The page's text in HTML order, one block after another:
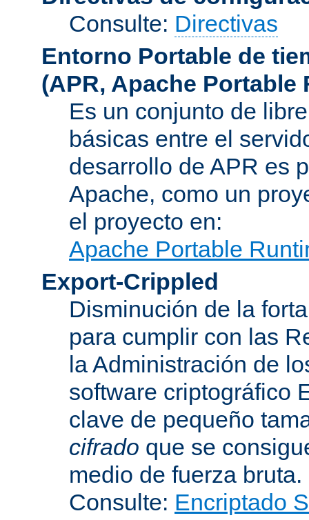
Consulte: Directivas
Entorno Portable de
(APR, Apache Portable
Es un conjunto de
básicas entre el
desarrollo de APR es
Apache, como un
el proyecto en:
Apache Portable
Export-Crippled
Disminución de la
para cumplir con las
la Administración de
software criptográfico
clave de pequeño
cifrado que se
medio de fuerza bruta.
Consulte: Encriptado